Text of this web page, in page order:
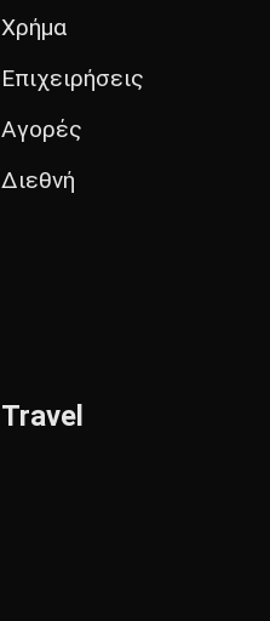
Χρήμα
Επιχειρήσεις
Αγορές
Διεθνή
Travel